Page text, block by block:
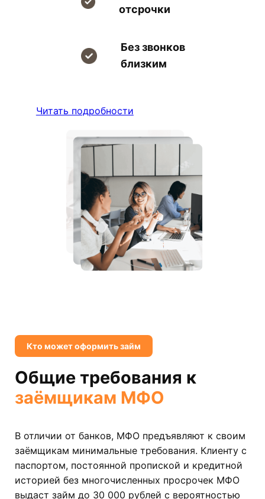
отсрочки
Без звонков
близким
Читать подробности
Кто может оформить займ
Общие требования к
заёмщикам МФО
В отличии от банков, МФО предъявляют к своим
заёмщикам минимальные требования. Клиенту с
паспортом, постоянной пропиской и кредитной
историей без многочисленных просрочек МФО
выдаст займ до 30 000 рублей с вероятностью